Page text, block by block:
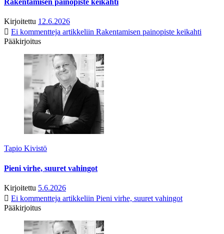
Rakentamisen painopiste keikahti
Kirjoitettu 12.6.2026
Ei kommentteja artikkeliin Rakentamisen painopiste keikahti
Pääkirjoitus
Tapio Kivistö
Pieni virhe, suuret vahingot
Kirjoitettu 5.6.2026
Ei kommentteja artikkeliin Pieni virhe, suuret vahingot
Pääkirjoitus